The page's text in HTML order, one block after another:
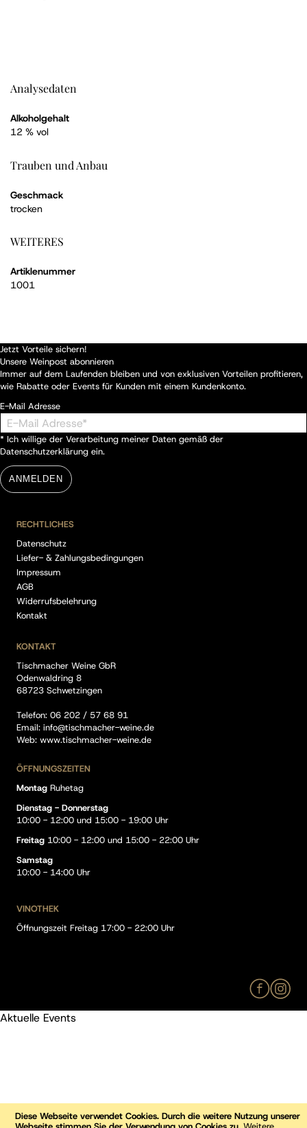
Diese Webseite verwendet Cookies. Durch die weitere Nutzung unserer
Analysedaten
Alkoholgehalt
12 % vol
Trauben und Anbau
Geschmack
trocken
WEITERES
Artiklenummer
1001
Jetzt Vorteile sichern!
Unsere Weinpost abonnieren
Immer auf dem Laufenden bleiben und von exklusiven Vorteilen profitieren,
wie Rabatte oder Events für Kunden mit einem Kundenkonto.
E-Mail Adresse
* Ich willige der Verarbeitung meiner Daten gemäß der
Datenschutzerklärung ein.
ANMELDEN
RECHTLICHES
Datenschutz
Liefer- & Zahlungsbedingungen
Impressum
AGB
Widerrufsbelehrung
Kontakt
KONTAKT
Tischmacher Weine GbR
Odenwaldring 8
68723 Schwetzingen
Telefon: 06 202 / 57 68 91
Email: info@tischmacher-weine.de
Web: www.tischmacher-weine.de
ÖFFNUNGSZEITEN
Montag Ruhetag
Dienstag - Donnerstag
10:00 - 12:00 und 15:00 - 19:00 Uhr
Freitag 10:00 - 12:00 und 15:00 - 22:00 Uhr
Samstag
10:00 - 14:00 Uhr
VINOTHEK
Öffnungszeit Freitag 17:00 - 22:00 Uhr
Aktuelle Events